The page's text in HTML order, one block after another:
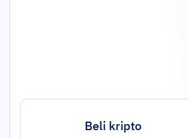
Beli kripto